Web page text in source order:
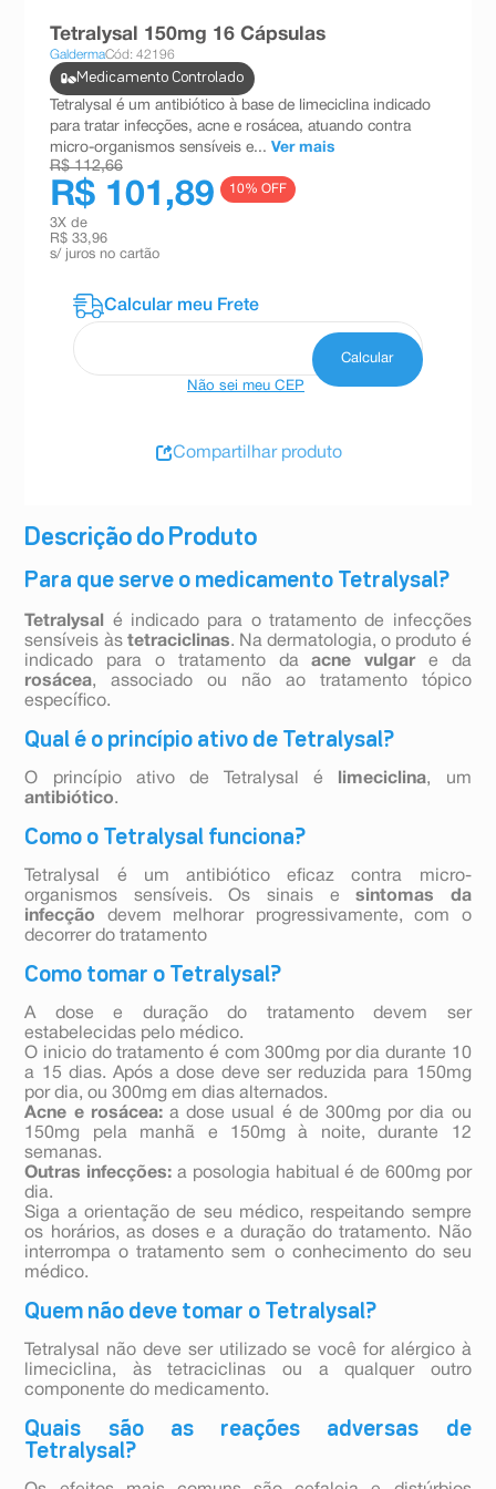
Descrição do Produto
Para que serve o medicamento Tetralysal?
Tetralysal
é indicado para o tratamento de infecções
sensíveis às tetraciclinas. Na dermatologia, o produto é
indicado para o tratamento daacne vulgare da
rosácea, associado ou não ao tratamento tópico
específico.
Qual é o princípio ativo de Tetralysal?
O princípio ativo de Tetralysal é limeciclina, um
antibiótico.
Como o Tetralysal funciona?
Tetralysal é um antibiótico eficaz contra micro-
organismos sensíveis. Os sinais esintomas da
infecção devem melhorar progressivamente, com o
decorrer do tratamento
Como tomar o Tetralysal?
A dose e duração do tratamento devem ser
estabelecidas pelo médico.
O inicio do tratamento é com 300mg por dia durante 10
a 15 dias. Após a dose deve ser reduzida para 150mg
por dia, ou 300mg em dias alternados.
Acne e rosácea:a dose usual é de 300mg por dia ou
150mg pela manhã e 150mg à noite, durante 12
semanas.
Outras infecções: a posologia habitual é de 600mg por
dia.
Siga a orientação de seu médico, respeitando sempre
os horários, as doses e a duração do tratamento. Não
interrompa o tratamento sem o conhecimento do seu
médico.
Quem não deve tomar o Tetralysal?
Tetralysal não deve ser utilizado se você for alérgico à
limeciclina, às tetraciclinas ou a qualquer outro
componente do medicamento.
Quais são as reações adversas de
Tetralysal?
Tetralysal 150mg 16 Cápsulas
GaldermaCód: 42196
Medicamento Controlado
Tetralysal é um antibiótico à base de limeciclina indicado
para tratar infecções, acne e rosácea, atuando contra
micro-organismos sensíveis e... Ver mais
R$ 112,66
R$ 101,89 10% OFF
3X de
R$ 33,96
s/ juros no cartão
Não sei meu CEP
Compartilhar produto
teste gravidez
esmalte
10ºabsorvente